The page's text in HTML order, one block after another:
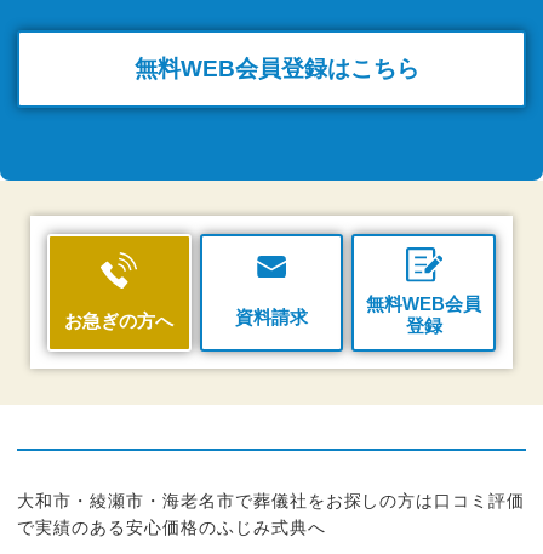
無料WEB会員登録はこちら
お急ぎの方へ 資料請求
無料WEB会員
登録
大和市・綾瀬市・海老名市で葬儀社をお探しの方は口コミ評価
で実績のある安心価格のふじみ式典へ